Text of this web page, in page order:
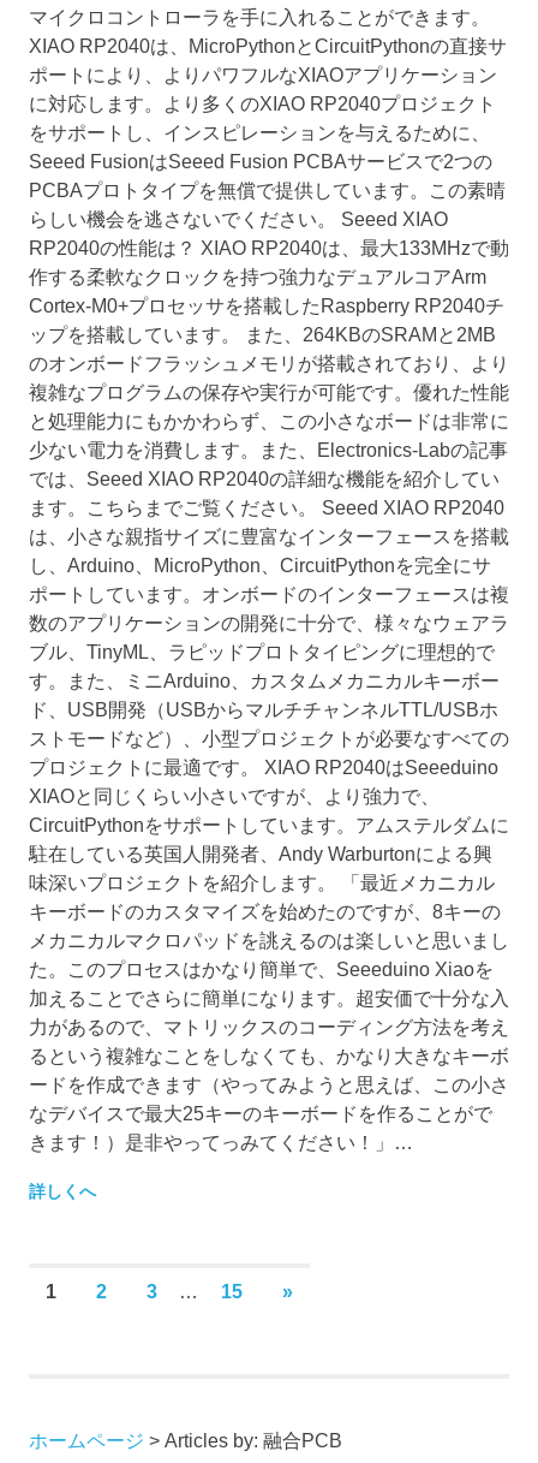
マイクロコントローラを手に入れることができます。
XIAO RP2040は、MicroPythonとCircuitPythonの直接サ
ポートにより、よりパワフルなXIAOアプリケーション
に対応します。より多くのXIAO RP2040プロジェクト
をサポートし、インスピレーションを与えるために、
Seeed FusionはSeeed Fusion PCBAサービスで2つの
PCBAプロトタイプを無償で提供しています。この素晴
らしい機会を逃さないでください。 Seeed XIAO
RP2040の性能は？ XIAO RP2040は、最大133MHzで動
作する柔軟なクロックを持つ強力なデュアルコアArm
Cortex-M0+プロセッサを搭載したRaspberry RP2040チ
ップを搭載しています。 また、264KBのSRAMと2MB
のオンボードフラッシュメモリが搭載されており、より
複雑なプログラムの保存や実行が可能です。優れた性能
と処理能力にもかかわらず、この小さなボードは非常に
少ない電力を消費します。また、Electronics-Labの記事
では、Seeed XIAO RP2040の詳細な機能を紹介してい
ます。こちらまでご覧ください。 Seeed XIAO RP2040
は、小さな親指サイズに豊富なインターフェースを搭載
し、Arduino、MicroPython、CircuitPythonを完全にサ
ポートしています。オンボードのインターフェースは複
数のアプリケーションの開発に十分で、様々なウェアラ
ブル、TinyML、ラピッドプロトタイピングに理想的で
す。また、ミニArduino、カスタムメカニカルキーボー
ド、USB開発（USBからマルチチャンネルTTL/USBホ
ストモードなど）、小型プロジェクトが必要なすべての
プロジェクトに最適です。 XIAO RP2040はSeeeduino
XIAOと同じくらい小さいですが、より強力で、
CircuitPythonをサポートしています。アムステルダムに
駐在している英国人開発者、Andy Warburtonによる興
味深いプロジェクトを紹介します。 「最近メカニカル
キーボードのカスタマイズを始めたのですが、8キーの
メカニカルマクロパッドを誂えるのは楽しいと思いまし
た。このプロセスはかなり簡単で、Seeeduino Xiaoを
加えることでさらに簡単になります。超安価で十分な入
力があるので、マトリックスのコーディング方法を考え
るという複雑なことをしなくても、かなり大きなキーボ
ードを作成できます（やってみようと思えば、この小さ
なデバイスで最大25キーのキーボードを作ることがで
きます！）是非やってっみてください！」…
詳しくへ
Posts
1 2 3 … 15
NEXT
»
ホームページ > Articles by: 融合PCB